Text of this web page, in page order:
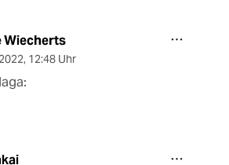
Wiecherts
, 12:48 Uhr